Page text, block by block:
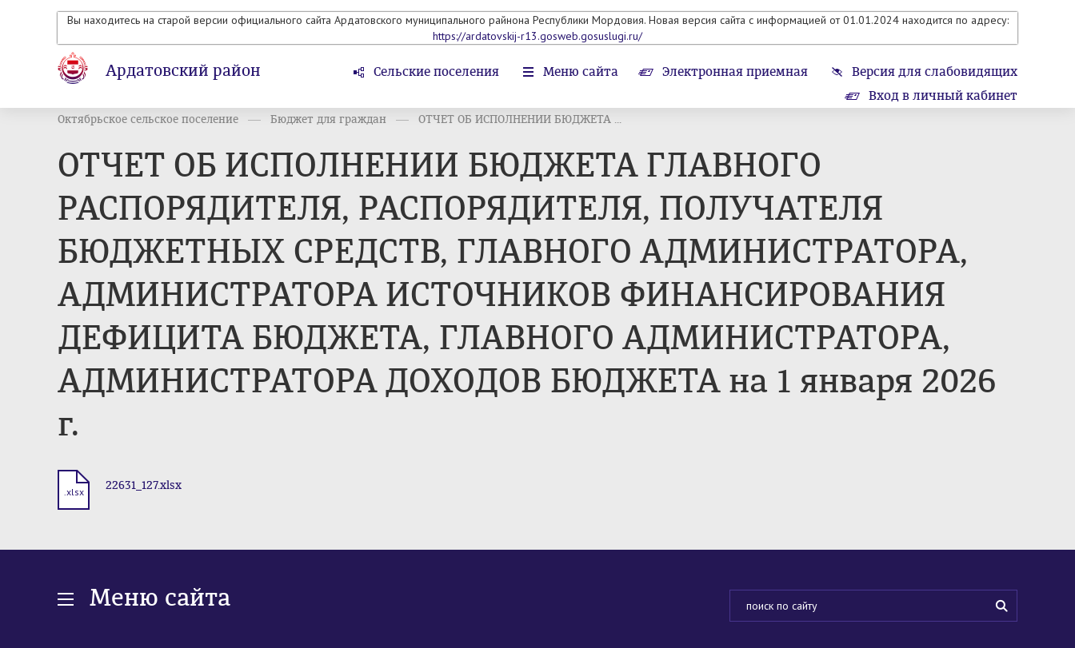
Вы находитесь на старой версии официального сайта Ардатовского муниципального райнона Республики Мордовия. Новая версия сайта с информацией от 01.01.2024 находится по адресу:
https://ardatovskij-r13.gosweb.gosuslugi.ru/
Ардатовский район Сельские поселения Меню сайта Электронная приемная
Версия для слабовидящих
Вход в личный кабинет
Октябрьское сельское поселение Бюджет для граждан ОТЧЕТ ОБ ИСПОЛНЕНИИ БЮДЖЕТА ...
ОТЧЕТ ОБ ИСПОЛНЕНИИ БЮДЖЕТА ГЛАВНОГО
РАСПОРЯДИТЕЛЯ, РАСПОРЯДИТЕЛЯ, ПОЛУЧАТЕЛЯ
БЮДЖЕТНЫХ СРЕДСТВ, ГЛАВНОГО АДМИНИСТРАТОРА,
АДМИНИСТРАТОРА ИСТОЧНИКОВ ФИНАНСИРОВАНИЯ
ДЕФИЦИТА БЮДЖЕТА, ГЛАВНОГО АДМИНИСТРАТОРА,
АДМИНИСТРАТОРА ДОХОДОВ БЮДЖЕТА на 1 января 2026
г.
.xlsx 22631_127.xlsx
Меню сайта